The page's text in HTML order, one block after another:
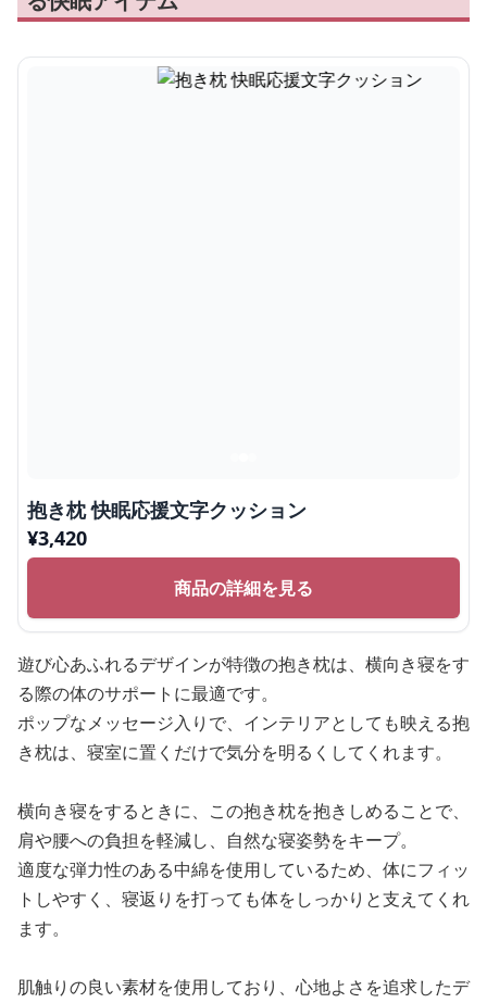
抱き枕 快眠応援文字クッション
¥3,420
商品の詳細を見る
遊び心あふれるデザインが特徴の抱き枕は、横向き寝をす
る際の体のサポートに最適です。
ポップなメッセージ入りで、インテリアとしても映える抱
き枕は、寝室に置くだけで気分を明るくしてくれます。
横向き寝をするときに、この抱き枕を抱きしめることで、
肩や腰への負担を軽減し、自然な寝姿勢をキープ。
適度な弾力性のある中綿を使用しているため、体にフィッ
トしやすく、寝返りを打っても体をしっかりと支えてくれ
ます。
肌触りの良い素材を使用しており、心地よさを追求したデ